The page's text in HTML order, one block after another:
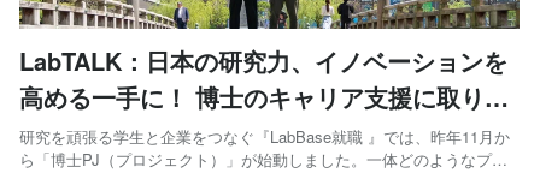
LabTALK：日本の研究力、イノベーションを
高める一手に！ 博士のキャリア支援に取り組
む2人に、「博士PJで挑む課題と展望」を訊く
研究を頑張る学生と企業をつなぐ『LabBase就職 』では、昨年11月か
ら「博士PJ（プロジェクト）」が始動しました。一体どのようなプロ